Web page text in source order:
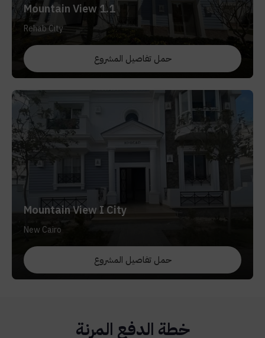
Mountain View 1.1
Rehab City
حمل تفاصيل المشروع
Mountain View I City
New Cairo
حمل تفاصيل المشروع
خطة الدفع المرنة